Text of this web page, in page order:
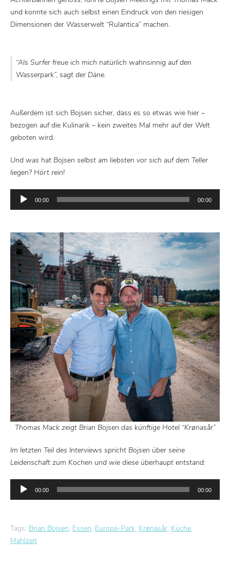
und konnte sich auch selbst einen Eindruck von den riesigen
Dimensionen der Wasserwelt “Rulantica” machen.
“Als Surfer freue ich mich natürlich wahnsinnig auf den
Wasserpark”, sagt der Däne.
Außerdem ist sich Bojsen sicher, dass es so etwas wie hier –
bezogen auf die Kulinarik – kein zweites Mal mehr auf der Welt
geboten wird.
Und was hat Bojsen selbst am liebsten vor sich auf dem Teller
liegen? Hört rein!
Audio-
00:00 00:00
Thomas Mack zeigt Brian Bojsen das künftige Hotel “Krønasår”
Im letzten Teil des Interviews spricht Bojsen über seine
Leidenschaft zum Kochen und wie diese überhaupt entstand:
Audio-
00:00 00:00
Tags: Brian Bojsen, Essen, Europa-Park, Krønasår, Küche,
Mahlzeit